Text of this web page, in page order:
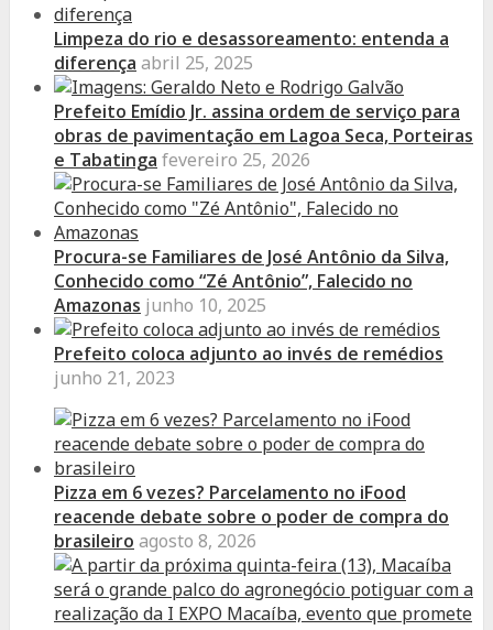
Limpeza do rio e desassoreamento: entenda a
diferença abril 25, 2025
Prefeito Emídio Jr. assina ordem de serviço para
obras de pavimentação em Lagoa Seca, Porteiras
e Tabatinga fevereiro 25, 2026
Procura-se Familiares de José Antônio da Silva,
Conhecido como “Zé Antônio”, Falecido no
Amazonas junho 10, 2025
Prefeito coloca adjunto ao invés de remédios
junho 21, 2023
Pizza em 6 vezes? Parcelamento no iFood
reacende debate sobre o poder de compra do
brasileiro agosto 8, 2026